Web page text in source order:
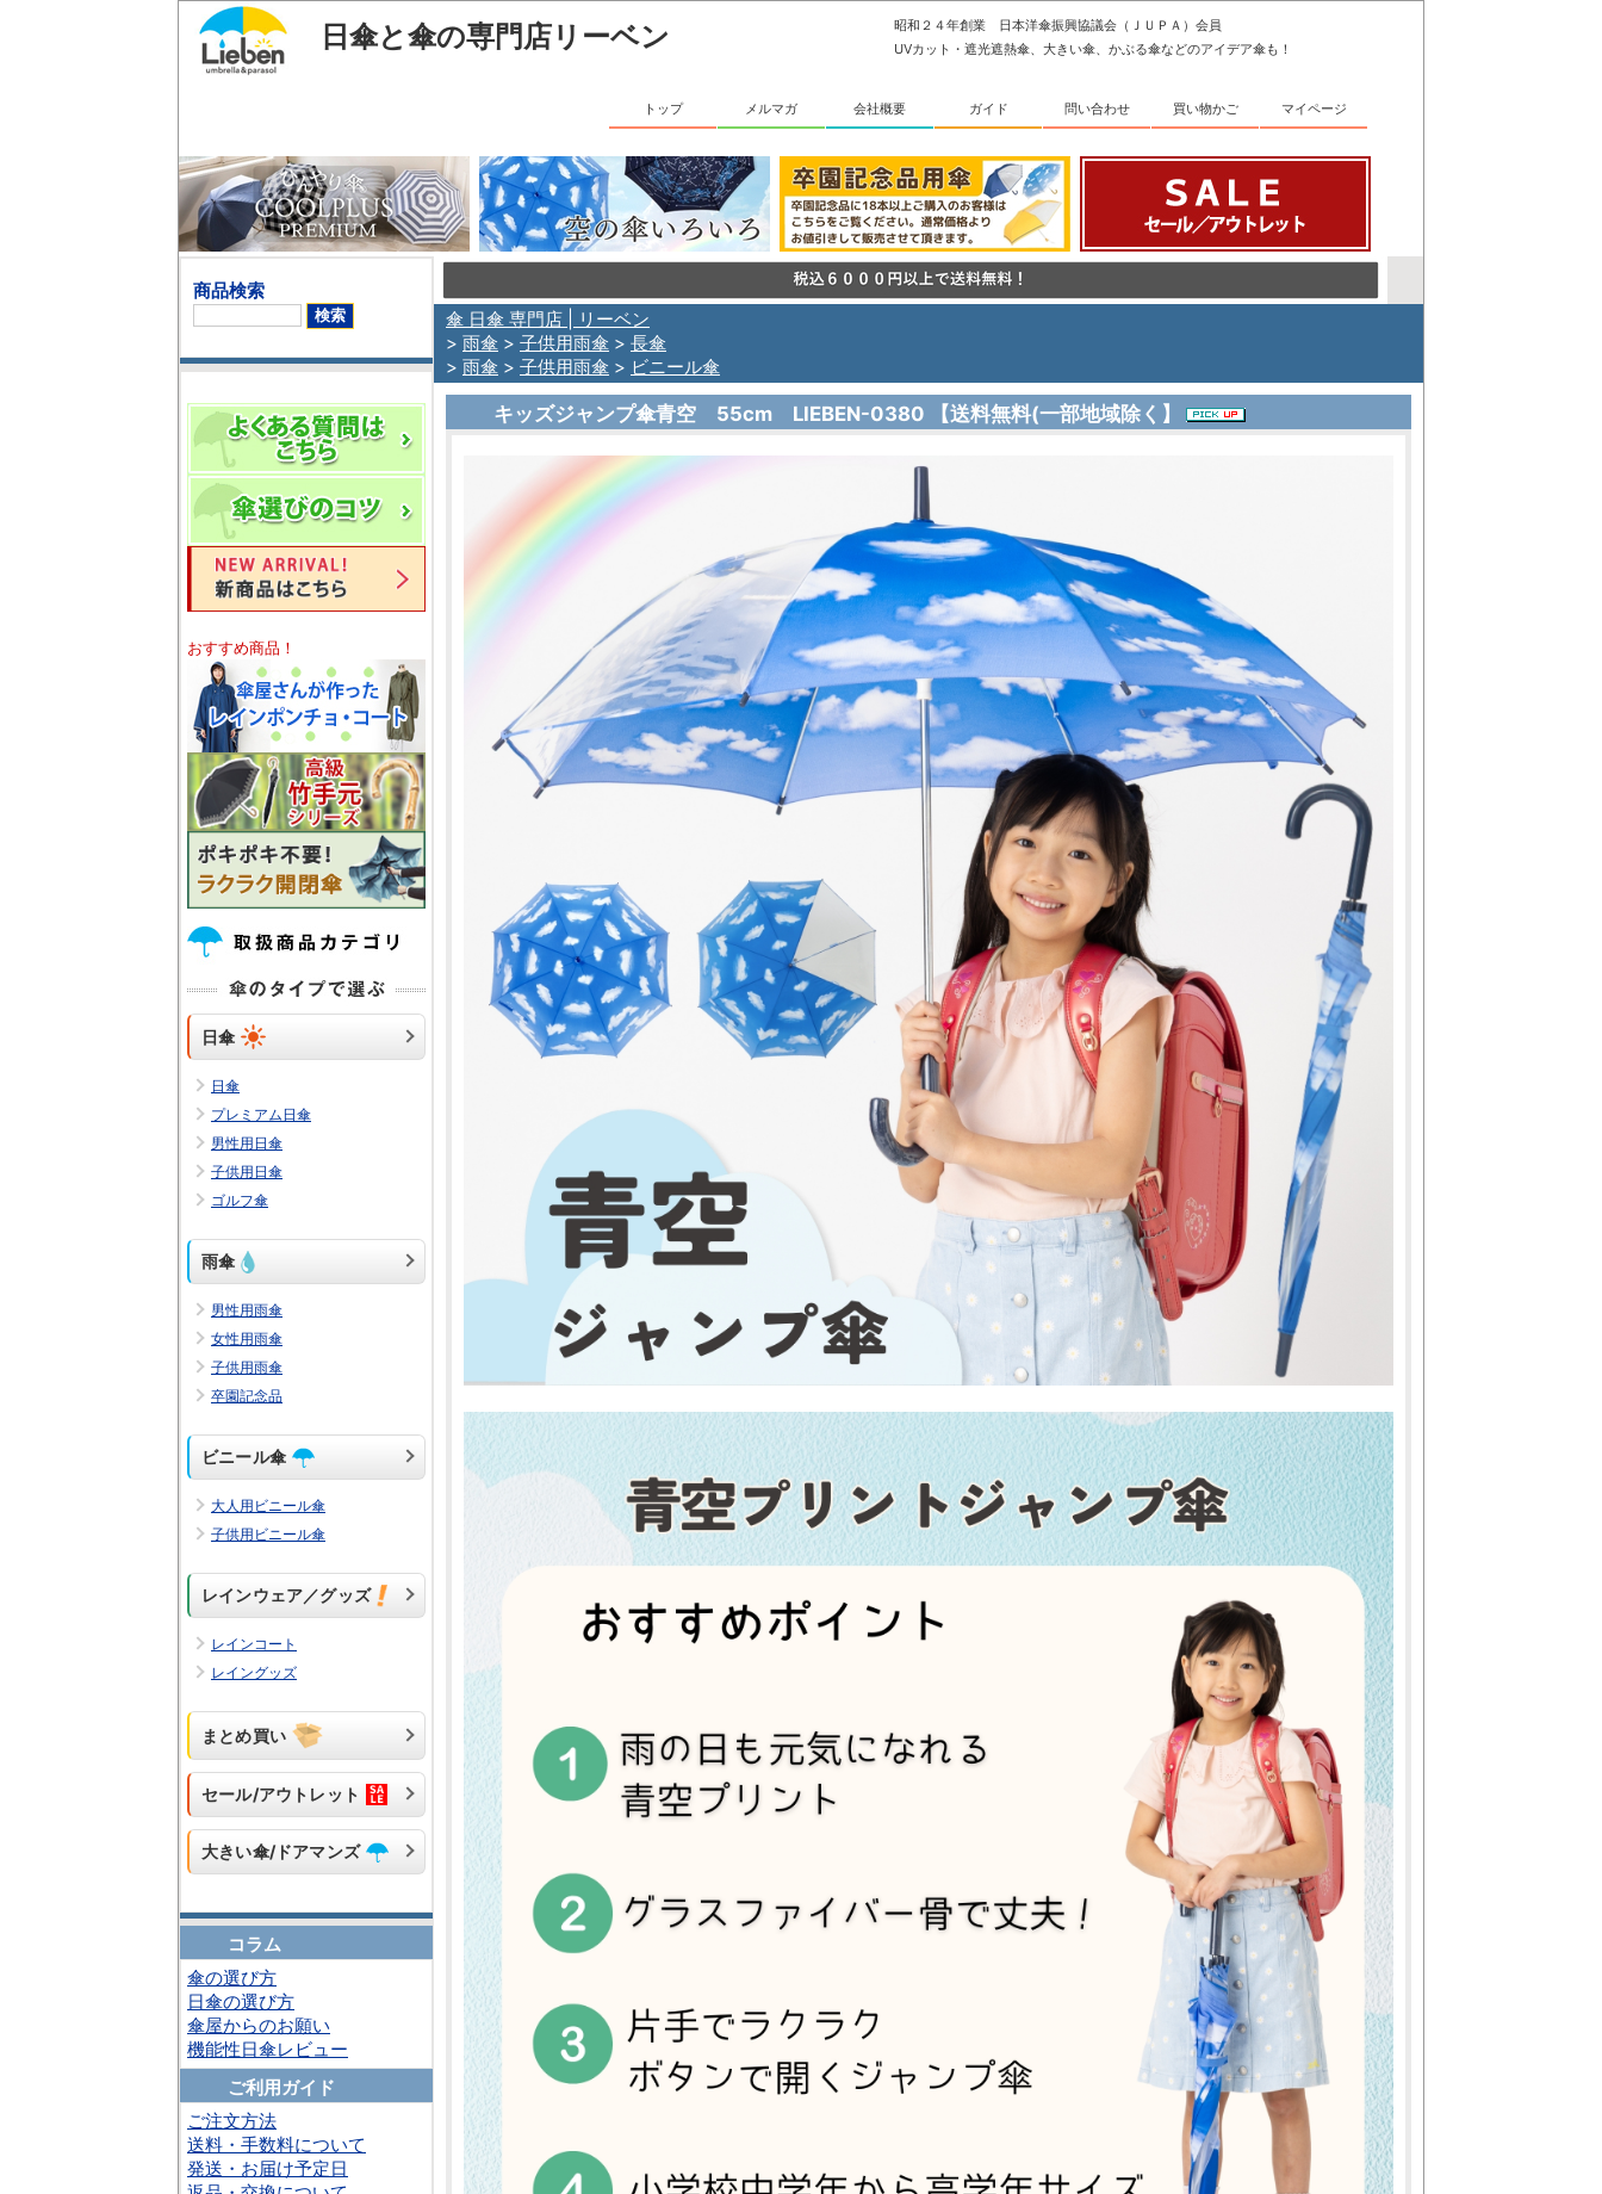
日傘と傘の専門店リーベン
昭和２４年創業 日本洋傘振興協議会（ＪＵＰＡ）会員
UVカット・遮光遮熱傘、大きい傘、かぶる傘などのアイデア傘も！
トップ メルマガ 会社概要 ガイド 問い合わせ 買い物かご マイページ
商品検索
おすすめ商品！
日傘
日傘
プレミアム日傘
男性用日傘
子供用日傘
ゴルフ傘
雨傘
男性用雨傘
女性用雨傘
子供用雨傘
卒園記念品
ビニール傘
大人用ビニール傘
子供用ビニール傘
レインウェア／グッズ
レインコート
レイングッズ
まとめ買い
セール/アウトレット
大きい傘/ドアマンズ
コラム
傘の選び方
日傘の選び方
傘屋からのお願い
機能性日傘レビュー
ご利用ガイド
ご注文方法
送料・手数料について
発送・お届け予定日
傘 日傘 専門店 | リーベン
> 雨傘 > 子供用雨傘 > 長傘
> 雨傘 > 子供用雨傘 > ビニール傘
キッズジャンプ傘青空 55cm LIEBEN-0380 【送料無料(一部地域除く】